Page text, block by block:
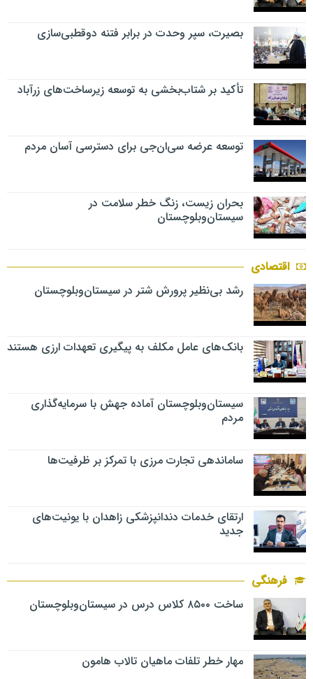
بصیرت، سپر وحدت در برابر فتنه دوقطبی‌سازی
تأکید بر شتاب‌بخشی به توسعه زیرساخت‌های زرآباد
توسعه عرضه سی‌ان‌جی برای دسترسی آسان مردم
بحران زیست، زنگ خطر سلامت در
سیستان‌وبلوچستان
اقتصادی
رشد بی‌نظیر پرورش شتر در سیستان‌وبلوچستان
بانک‌های عامل مکلف به پیگیری تعهدات ارزی هستند
سیستان‌وبلوچستان آماده جهش با سرمایه‌گذاری
مردم
ساماندهی تجارت مرزی با تمرکز بر ظرفیت‌ها
ارتقای خدمات دندانپزشکی زاهدان با یونیت‌های
جدید
فرهنگی
ساخت ۸۵۰۰ کلاس درس در سیستان‌وبلوچستان
مهار خطر تلفات ماهیان تالاب‌ هامون